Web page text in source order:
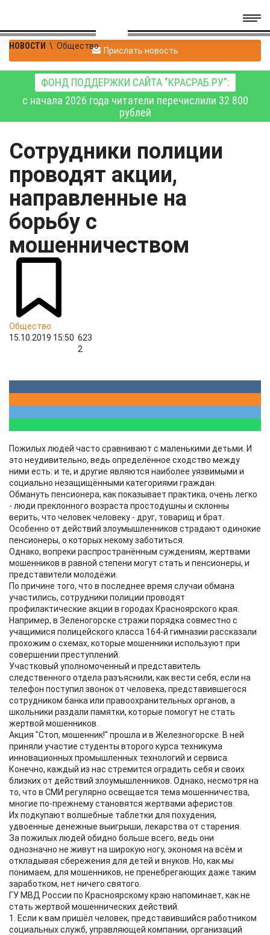
НОВОСТИ \ Общество Прислать новость
ФОНД ПОДДЕРЖКИ САЙТА "КРАСРАБ.РУ":
с начала 2026 года читатели перечислили 32 800
рублей
Сотрудники полиции
проводят акции,
направленные на
борьбу с
мошенничеством
Общество
15.10.2019 15:50 623
2
Пожилых людей часто сравнивают с маленькими детьми. И
это неудивительно, ведь определённое сходство между
ними есть: и те, и другие являются наиболее уязвимыми и
социально незащищёнными категориями граждан.
Обмануть пенсионера, как показывает практика, очень легко
- люди преклонного возраста простодушны и склонны
верить, что человек человеку - друг, товарищ и брат.
Особенно от действий злоумышленников страдают одинокие
пенсионеры, о которых некому заботиться.
Однако, вопреки распространённым суждениям, жертвами
мошенников в равной степени могут стать и пенсионеры, и
представители молодёжи.
По причине того, что в последнее время случаи обмана
участились, сотрудники полиции проводят
профилактические акции в городах Красноярского края.
Например, в Зеленогорске стражи порядка совместно с
учащимися полицейского класса 164-й гимназии рассказали
прохожим о схемах, которые мошенники используют при
совершении преступлений.
Участковый уполномоченный и представитель
следственного отдела разъяснили, как вести себя, если на
телефон поступил звонок от человека, представившегося
сотрудником банка или правоохранительных органов, а
школьники раздали памятки, которые помогут не стать
жертвой мошенников.
Акция "Стоп, мошенник!" прошла и в Железногорске. В ней
приняли участие студенты второго курса техникума
инновационных промышленных технологий и сервиса.
Конечно, каждый из нас стремится оградить себя и своих
близких от действий злоумышленников. Однако, несмотря на
то, что в СМИ регулярно освещается тема мошенничества,
многие по-прежнему становятся жертвами аферистов.
Их подкупают волшебные таблетки для похудения,
удвоенные денежные выигрыши, лекарства от старения.
За пожилых людей обидно больше всего, ведь они
однозначно не живут на широкую ногу, экономя на всём и
откладывая сбережения для детей и внуков. Но, как мы
понимаем, для мошенников, не пренебрегающих даже таким
заработком, нет ничего святого.
ГУ МВД России по Красноярскому краю напоминает, как не
стать жертвой мошеннических действий.
1. Если к вам пришёл человек, представившийся работником
социальных служб, управляющей компании, организаций